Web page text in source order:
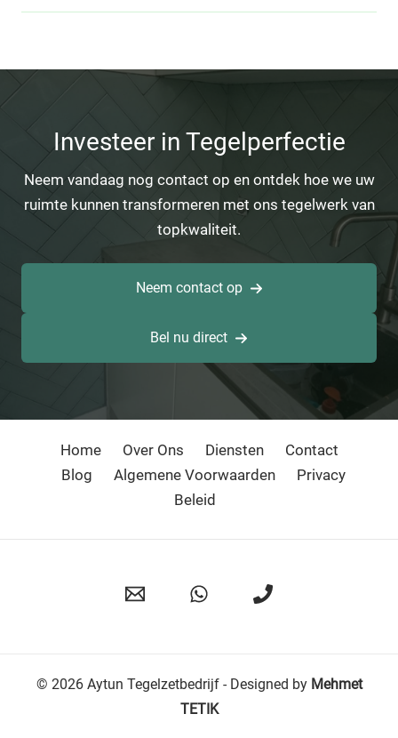
Investeer in Tegelperfectie
Neem vandaag nog contact op en ontdek hoe we uw
ruimte kunnen transformeren met ons tegelwerk van
topkwaliteit.
Neem contact op
Bel nu direct
Home Over Ons Diensten
Contact
Blog
Algemene Voorwaarden
Privacy
Beleid
© 2026 Aytun Tegelzetbedrijf - Designed by Mehmet
TETIK